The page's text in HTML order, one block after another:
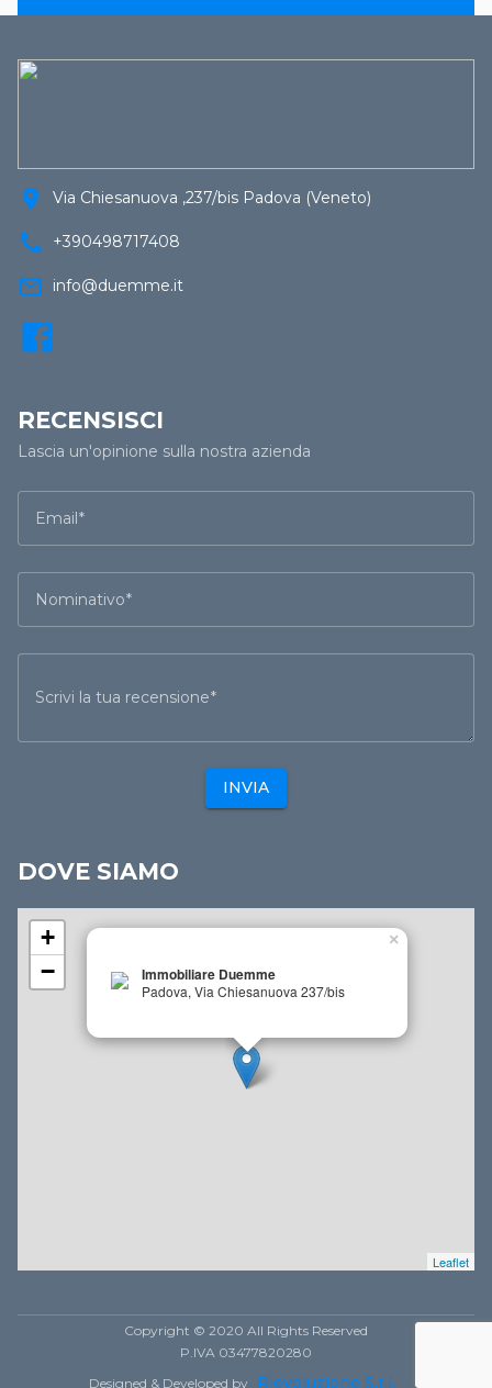
location_on Via Chiesanuova ,237/bis Padova (Veneto)
call +390498717408
mail_outline info@duemme.it
RECENSISCI
Lascia un'opinione sulla nostra azienda
Email
Nominativo
Scrivi la tua recensione
INVIA
DOVE SIAMO
Immobiliare Duemme
Padova, Via Chiesanuova 237/bis
×
+
−
Leaflet
Copyright © 2020 All Rights Reserved
P.IVA 03477820280
Designed & Developed by
Rievoluzione S.r.l.